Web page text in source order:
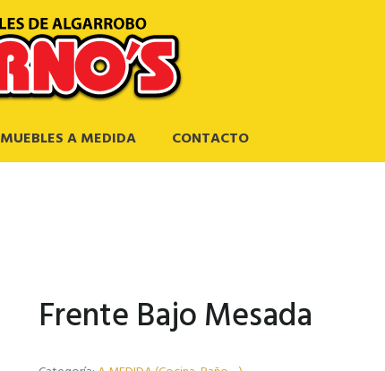
MUEBLES A MEDIDA CONTACTO
Frente Bajo Mesada